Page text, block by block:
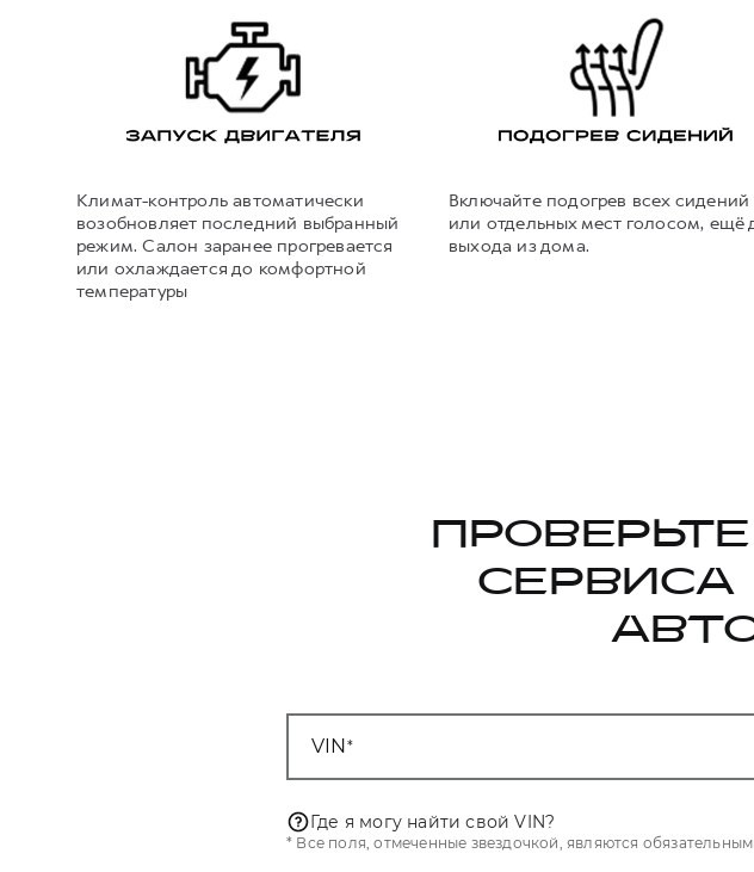
Климат-контроль автоматически
возобновляет последний выбранный
режим. Салон заранее прогревается
или охлаждается до комфортной
температуры
Включайте подогрев всех сидений
или отдельных мест голосом, ещё
выхода из дома.
VIN
Где я могу найти свой VIN?
* Все поля, отмеченные звездочкой, являются